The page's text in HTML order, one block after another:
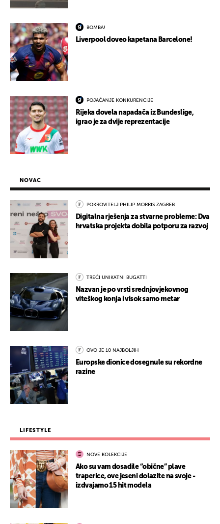
BOMBA!
Liverpool doveo kapetana Barcelone!
POJAČANJE KONKURENCIJE
Rijeka dovela napadača iz Bundeslige,
igrao je za dvije reprezentacije
NOVAC
POKROVITELJ PHILIP MORRIS ZAGREB
Digitalna rješenja za stvarne probleme: Dva
hrvatska projekta dobila potporu za razvoj
TREĆI UNIKATNI BUGATTI
Nazvan je po vrsti srednjovjekovnog
viteškog konja i visok samo metar
OVO JE 10 NAJBOLJIH
Europske dionice dosegnule su rekordne
razine
LIFESTYLE
NOVE KOLEKCIJE
Ako su vam dosadile “obične” plave
traperice, ove jeseni dolazite na svoje -
izdvajamo 15 hit modela